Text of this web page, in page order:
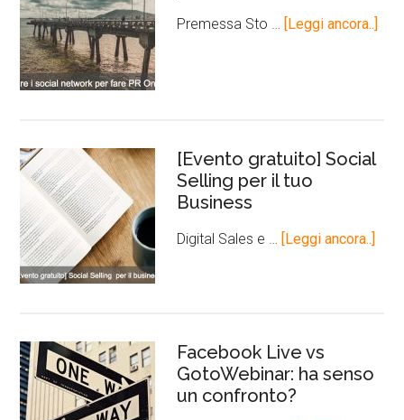
Premessa Sto … [Leggi ancora..]
[Evento gratuito] Social
Selling per il tuo
Business
Digital Sales e … [Leggi ancora..]
Facebook Live vs
GotoWebinar: ha senso
un confronto?